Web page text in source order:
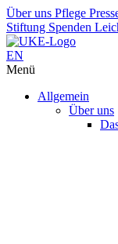
Über uns Pflege
Stiftung Spenden
EN
Menü
Allgemein
Über uns